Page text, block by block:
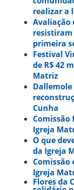
realizar a
Avaliação
resistiram
primeira
Festival
de R$ 42
Matriz
Cunha
Igreja
O que
da Igreja
Igreja
Flores da